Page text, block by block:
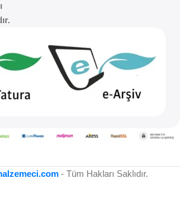
- Tüm Hakları Saklıdır.